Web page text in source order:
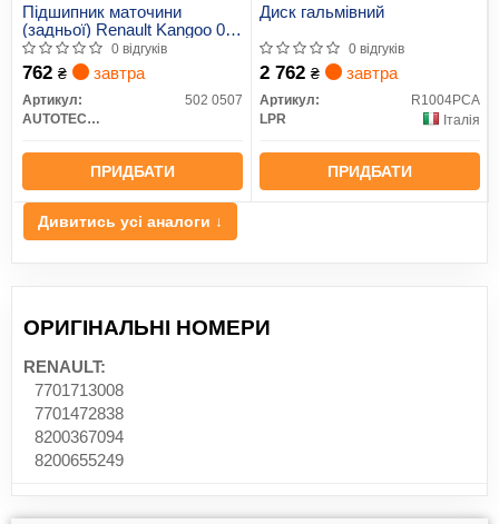
Підшипник маточини
(задньої) Renault Kangoo 08-
(30x62x48) 0 відгуків
762 ₴ завтра
Артикул:
502 0507
AUTOTECHTEILE
ПРИДБАТИ
Диск гальмівний
0 відгуків
2 762 ₴ завтра
Артикул:
R1004PCA
LPR
Італія
ПРИДБАТИ
Дивитись усі аналоги ↓
ОРИГІНАЛЬНІ НОМЕРИ
RENAULT:
7701713008
7701472838
8200367094
8200655249